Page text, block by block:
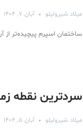
میلاد شیرولیلو آبان ۷, ۱۴۰۴
ساختمان اسپرم پیچیده‌تر
سردترین نقطه زمین
میلاد شیرولیلو آبان ۵, ۱۴۰۴